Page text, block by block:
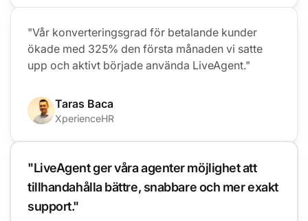
"Vår konverteringsgrad för betalande kunder
ökade med 325% den första månaden vi satte
upp och aktivt började använda LiveAgent."
Taras Baca
XperienceHR
"LiveAgent ger våra agenter möjlighet att
tillhandahålla bättre, snabbare och mer exakt
support."